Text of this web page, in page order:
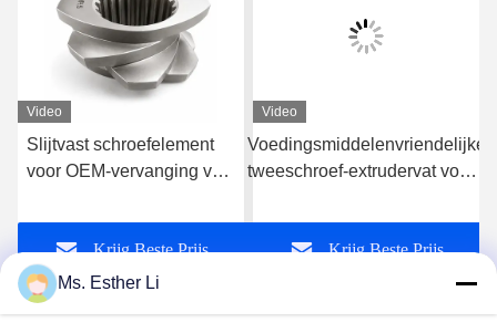
Video
Slijtvast schroefelement
voor OEM-vervanging van
Krijg Beste Prijs
Video
Voedingsmiddelenvriendelijke
tweeschroef-extrudervat voor
met een precieze bewerkte
binnenboringKrijg Beste Prijs
Ms. Esther Li